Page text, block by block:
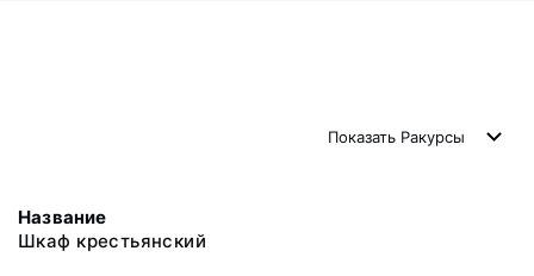
Показать Ракурсы
Название
Шкаф крестьянский